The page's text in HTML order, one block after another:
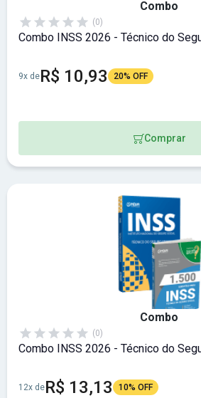
Combo
(0)
Combo INSS 2026 - Técnico do
9x deR$ 10,93 20% OFF
Comprar
Combo
(0)
Combo INSS 2026 - Técnico do
12x deR$ 13,13 10% OFF